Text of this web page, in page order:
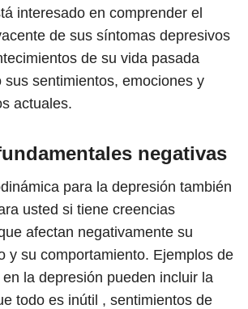
interesado en comprender el
de sus síntomas depresivos
de su vida pasada
sus sentimientos, emociones y
actuales.
negativas
para la depresión también
usted si tiene creencias
afectan negativamente su
y su comportamiento. Ejemplos de
la depresión pueden incluir la
todo es inútil , sentimientos de